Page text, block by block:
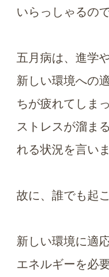
いらっしゃるの
五月病は、進学
新しい環境への
ちが疲れてしま
ストレスが溜ま
れる状況を言いま
故に、誰でも起
新しい環境に適
エネルギーを必